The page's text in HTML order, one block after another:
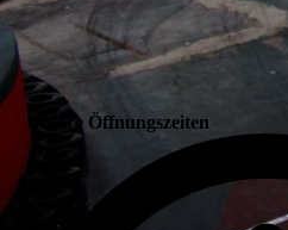
Unsere Öffnungszeiten